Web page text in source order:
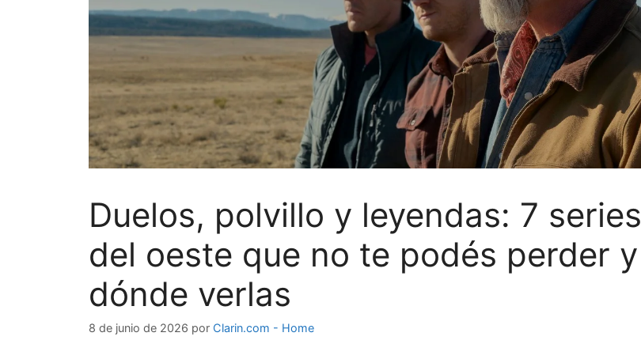
Duelos, polvillo y leyendas: 7 series
del oeste que no te podés perder y
dónde verlas
8 de junio de 2026 por Clarin.com - Home